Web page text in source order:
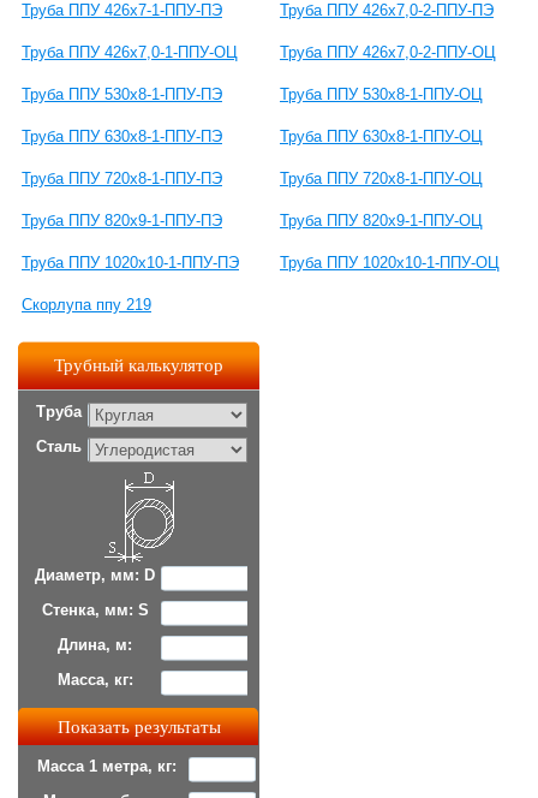
Труба ППУ 426х7-1-ППУ-ПЭ Труба ППУ 426х7,0-2-ППУ-ПЭ
Труба ППУ 426х7,0-1-ППУ-ОЦ Труба ППУ 426х7,0-2-ППУ-ОЦ
Труба ППУ 530х8-1-ППУ-ПЭ Труба ППУ 530х8-1-ППУ-ОЦ
Труба ППУ 630х8-1-ППУ-ПЭ Труба ППУ 630х8-1-ППУ-ОЦ
Труба ППУ 720х8-1-ППУ-ПЭ Труба ППУ 720х8-1-ППУ-ОЦ
Труба ППУ 820х9-1-ППУ-ПЭ Труба ППУ 820х9-1-ППУ-ОЦ
Труба ППУ 1020х10-1-ППУ-ПЭ Труба ППУ 1020х10-1-ППУ-ОЦ
Скорлупа ппу 219
Трубный калькулятор
Труба
Сталь
Диаметр, мм: D
Стенка, мм: S
Длина, м:
Масса, кг:
Масса 1 метра, кг: